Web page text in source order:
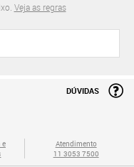
Veja as regras
DÚVIDAS
e
Atendimento
11 3053 7500